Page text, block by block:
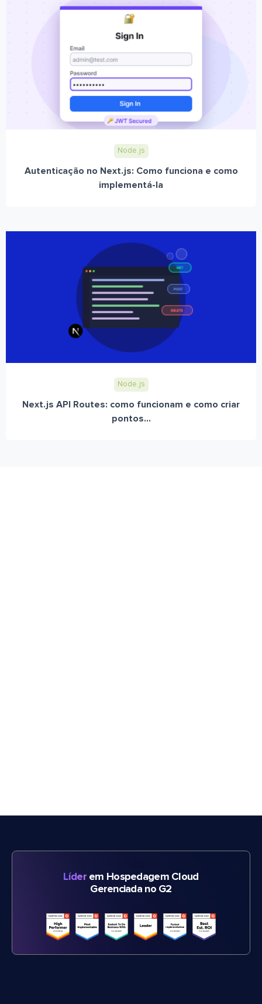
Node.js
Autenticação no Next.js: Como funciona e como
implementá-la
Node.js
Next.js API Routes: como funcionam e como criar
pontos...
Líderem Hospedagem Cloud
Gerenciada no G2